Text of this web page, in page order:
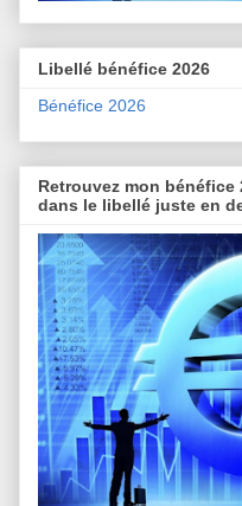
Libellé bénéfice 2026
Bénéfice 2026
Retrouvez mon
dans le libellé juste en